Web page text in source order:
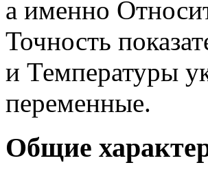
а именно
Точность
и Температуры
переменные.
Общие